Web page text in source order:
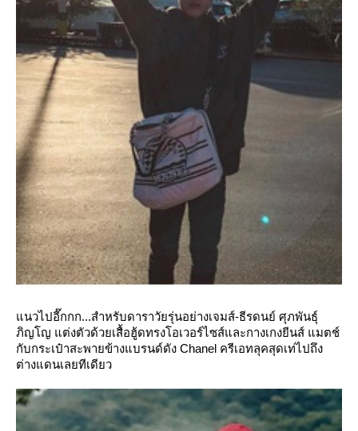
นวไปอี๊กกก...สำหรับดาราวัยรุ่นอย่างเจมส์-ธีรดนย์ ศุภพันธุ์
ภิญโญ แต่งตัวด้วยเสื้อฮู้ดทรงโอเวอร์ไซส์และกางเกงยีนส์ แมตช์
กับกระเป๋าสะพายข้างแบรนด์ดัง Chanel ครีเอทลุคสุดเท่ไปถึง
ต่างแดนเลยทีเดียว